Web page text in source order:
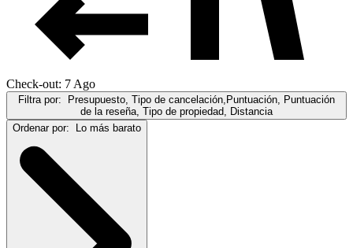
Check-out: 7 Ago
Filtra por:
Presupuesto, Tipo de cancelación,Puntuación, Puntuación
de la reseña, Tipo de propiedad, Distancia
Ordenar por:
Lo más barato